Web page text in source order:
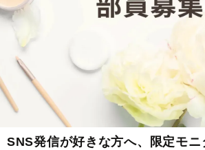
SNS発信が好きな方へ、限定モニ